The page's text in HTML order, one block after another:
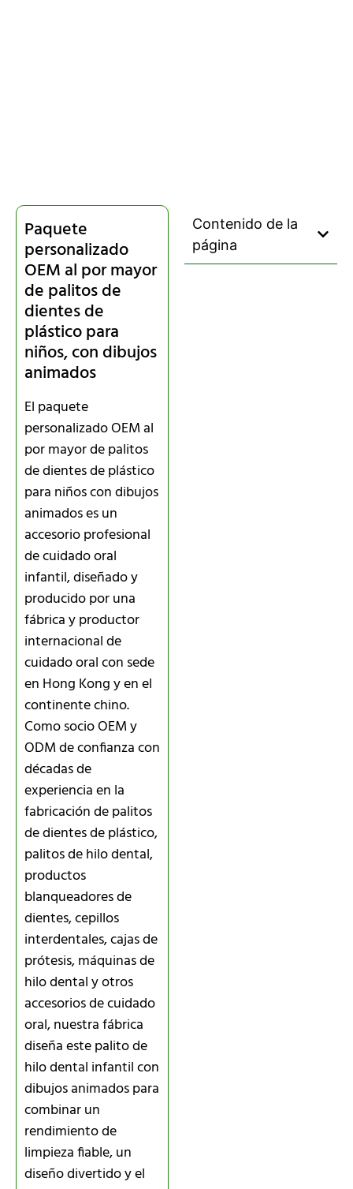
Paquete
personalizado
OEM al por mayor
de palitos de
dientes de
plástico para
niños, con dibujos
animados
El paquete
personalizado OEM al
por mayor de palitos
de dientes de plástico
para niños con dibujos
animados es un
accesorio profesional
de cuidado oral
infantil, diseñado y
producido por una
fábrica y productor
internacional de
cuidado oral con sede
en Hong Kong y en el
continente chino.
Como socio OEM y
ODM de confianza con
décadas de
experiencia en la
fabricación de palitos
de dientes de plástico,
palitos de hilo dental,
productos
blanqueadores de
dientes, cepillos
interdentales, cajas de
prótesis, máquinas de
hilo dental y otros
accesorios de cuidado
oral, nuestra fábrica
diseña este palito de
hilo dental infantil con
dibujos animados para
combinar un
rendimiento de
limpieza fiable, un
diseño divertido y el
Contenido de la
página